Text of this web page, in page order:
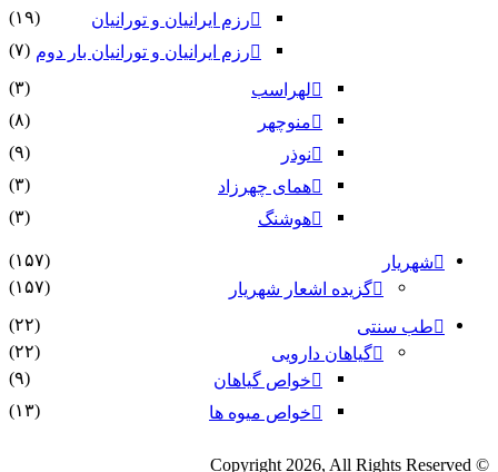
رزم ایرانیان و تورانیان
(۱۹)
رزم ایرانیان و تورانیان بار دوم (۷)
لهراسب
(۳)
منوچهر
(۸)
نوذر
(۹)
هماى چهرزاد
(۳)
هوشنگ
(۳)
شهریار
(۱۵۷)
گزیده اشعار شهریار
(۱۵۷)
طب سنتی
(۲۲)
گیاهان دارویی
(۲۲)
خواص گیاهان
(۹)
خواص میوه ها
(۱۳)
© Copyright 2026, All Rights Reserved